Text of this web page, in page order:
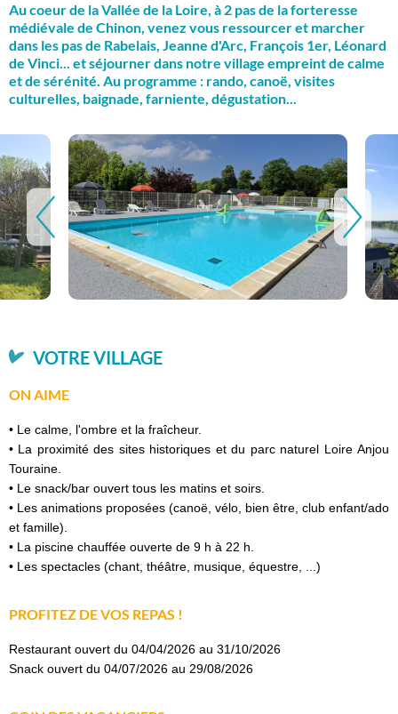
Au coeur de la Vallée de la Loire, à 2 pas de la forteresse
médiévale de Chinon, venez vous ressourcer et marcher
dans les pas de Rabelais, Jeanne d'Arc, François 1er, Léonard
de Vinci... et séjourner dans notre village empreint de calme
et de sérénité. Au programme : rando, canoë, visites
culturelles, baignade, farniente, dégustation...
VOTRE VILLAGE
ON AIME
• Le calme, l'ombre et la fraîcheur.
• La proximité des sites historiques et du parc naturel Loire Anjou
Touraine.
• Le snack/bar ouvert tous les matins et soirs.
• Les animations proposées (canoë, vélo, bien être, club enfant/ado
et famille).
• La piscine chauffée ouverte de 9 h à 22 h.
• Les spectacles (chant, théâtre, musique, équestre, ...)
PROFITEZ DE VOS REPAS !
Restaurant ouvert du 04/04/2026 au 31/10/2026
Snack ouvert du 04/07/2026 au 29/08/2026